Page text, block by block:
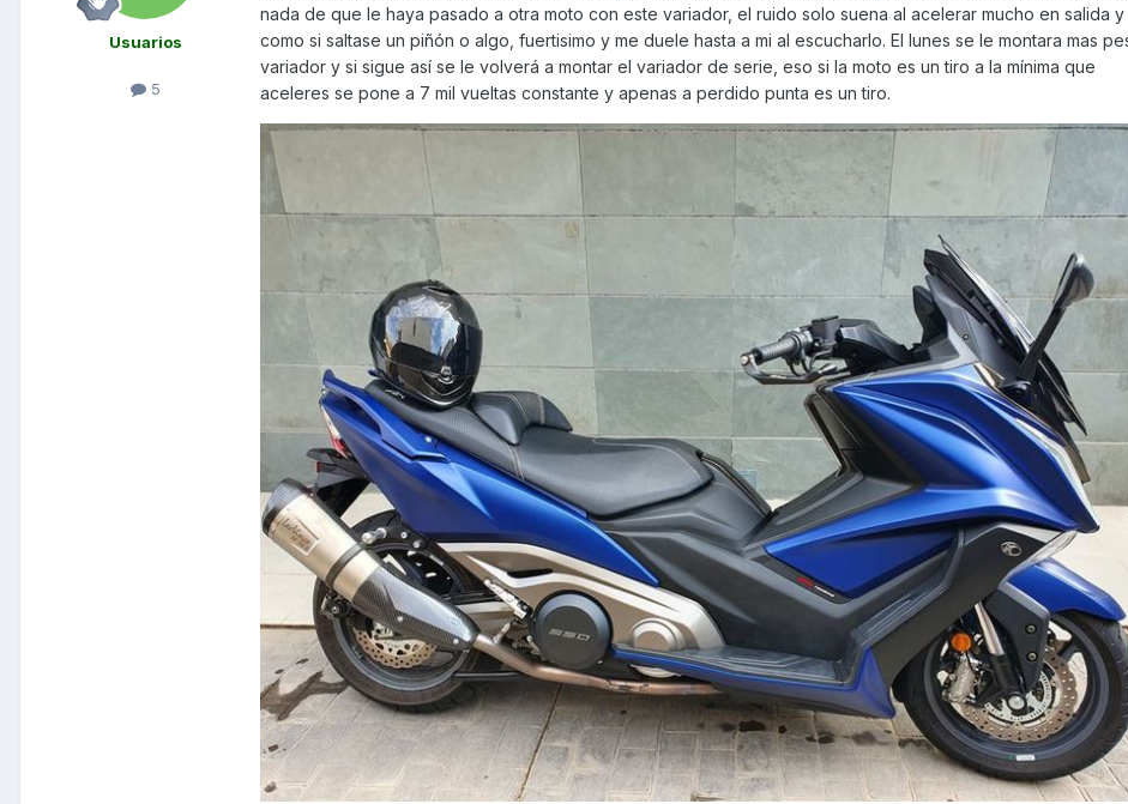
Usuarios
5
nada de que le haya pasado a otra moto con este variador, el ruido solo suena al acelerar mucho en salida y
como si saltase un piñón o algo, fuertisimo y me duele hasta a mi al escucharlo. El lunes se le montara mas
variador y si sigue así se le volverá a montar el variador de serie, eso si la moto es un tiro a la mínima que
aceleres se pone a 7 mil vueltas constante y apenas a perdido punta es un tiro.